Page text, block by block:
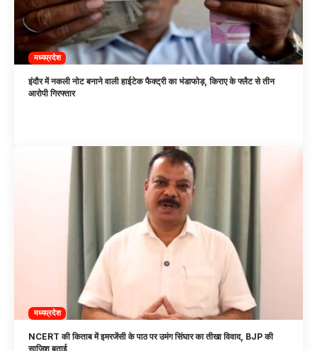
मध्यप्रदेश
इंदौर में नकली नोट बनाने वाली हाईटेक फैक्ट्री का भंडाफोड़, किराए के फ्लैट से तीन
आरोपी गिरफ्तार
मध्यप्रदेश
NCERT की किताब में इमरजेंसी के पाठ पर उमंग सिंघार का तीखा विवाद, BJP की
साजिश बताई